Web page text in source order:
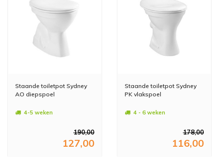
Staande toiletpot Sydney
AO diepspoel
4-5 weken
190,00
127,00
Staande toiletpot Sydney
PK vlakspoel
4 - 6 weken
178,00
116,00